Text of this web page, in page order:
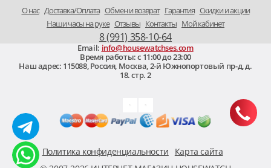
O нас Доставка/Оплата Обмен и возврат Гарантия Скидки и акции
Наши часы на руке Отзывы Контакты Мой кабинет
8 (991) 358-10-64
Политика конфиденциальности Карта сайта
Email: info@housewatchses.com
Время работы: c 11:00 до 23:00
Наш адрес: 115088,Россия, Москва,2-й Южнопортовый пр-д, д.
18. стр. 2